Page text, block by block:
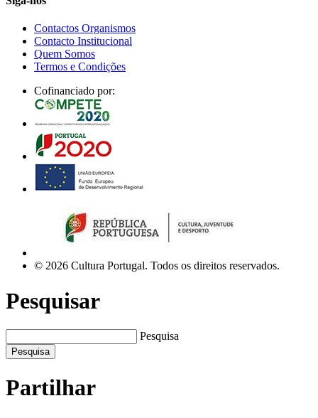
Contactos Organismos
Contacto Institucional
Quem Somos
Termos e Condições
Cofinanciado por:
© 2026 Cultura Portugal. Todos os direitos reservados.
Pesquisar
Pesquisa
Pesquisa
Partilhar